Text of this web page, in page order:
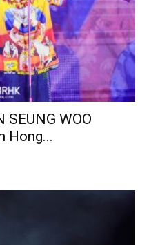
WOO
Hong...